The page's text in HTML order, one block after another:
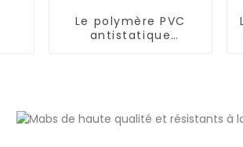
Le polymère PVC
antistatique